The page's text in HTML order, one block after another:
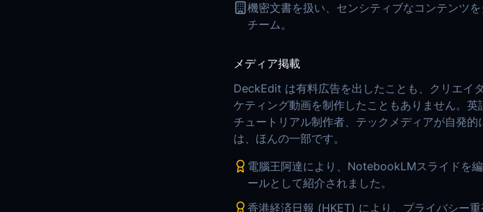
機密文書を扱い、センシティブなコンテンツ
チーム。
メディア掲載
DeckEdit は有料広告を出したことも、クリエイ
ケティング動画を制作したこともありません。
チュートリアル制作者、テックメディアが自発
は、ほんの一部です。
電腦王阿達により、NotebookLMスライドを
ールとして紹介されました。
香港経済日報 (HKET) により、プライバシー